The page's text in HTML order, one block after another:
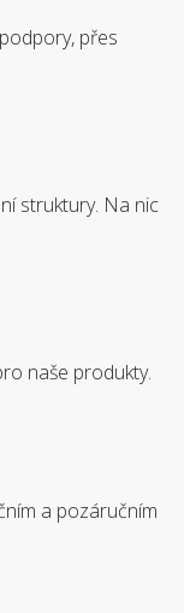
přes
struktury. Na nic
naše produkty.
a pozáručním